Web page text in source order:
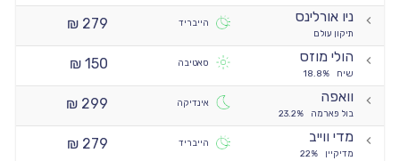
ניו אורלינס
תיקון עולם
הייבריד
279 ₪
הולי מוזס
שיח 18.8%
סאטיבה
150 ₪
וואפה
בול פארמה 23.2%
אינדיקה
299 ₪
מדי ווייב
מדיקיין 22%
הייבריד
279 ₪